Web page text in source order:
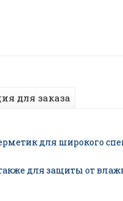
для заказа
для широкого
для защиты от